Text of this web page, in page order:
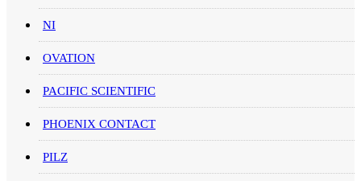
NI
OVATION
PACIFIC SCIENTIFIC
PHOENIX CONTACT
PILZ